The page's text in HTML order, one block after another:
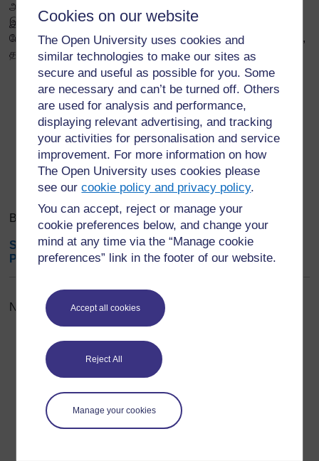
Cookies on our website
The Open University uses cookies and
similar technologies to make our sites as
secure and useful as possible for you. Some
are necessary and can’t be turned off. Others
are used for analysis and performance,
displaying relevant advertising, and tracking
your activities for personalisation and service
improvement. For more information on how
The Open University uses cookies please
see ourcookie policy and privacy policy.
You can accept, reject or manage your
cookie preferences below, and change your
mind at any time via the “Manage cookie
preferences” link in the footer of our website.
Accept all cookies
Reject All
Manage your cookies
அறிவை/
இதிலிருந்து, நீங்கள் பின்னர் மீண்டும் அதே கருத்துக் கணிப்பை
மேற்கொண்டு, என்ன மாற்றமடைந்துள்ளது என்பதைப் பார்க்கவும்,
தாக்கங்கள் உணரப்பட்டதா என்பதைப் புரிந்துகொள்ளவும் உதவும்.
...Export entries
Browse the glossary using this index
Search
Search full text
Browse the glossary using this index
Special|A |B|C |D| E|F |G |H|I|J| K|L|M
P
|R|S|T|U| V|W|X| Y|Z|ALL
No entries found in this section
For further information, take a look at our frequently asked
questions which may give you the support you need.